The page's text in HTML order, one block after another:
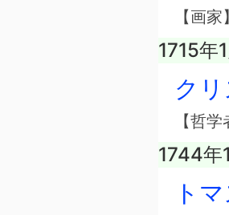
【画
1715年
ク
【哲
1744年
ト